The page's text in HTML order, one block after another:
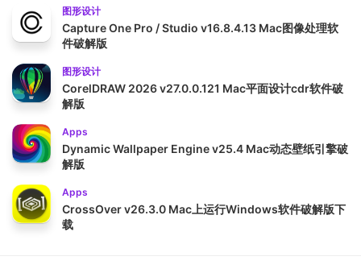
图形设计
Capture One Pro / Studio v16.8.4.13 Mac图像处理软
件破解版
图形设计
CorelDRAW 2026 v27.0.0.121 Mac平面设计cdr软件破
解版
Apps
Dynamic Wallpaper Engine v25.4 Mac动态壁纸引擎破
解版
Apps
CrossOver v26.3.0 Mac上运行Windows软件破解版下
载